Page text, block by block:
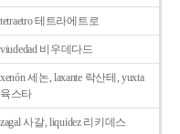
tetraetro 테트라에트로
viudedad 비우데다드
xenón 세논, laxante 락산테, yuxta
육스타
zagal 사갈, liquidez 리키데스